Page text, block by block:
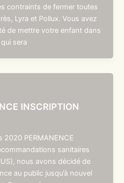
contraints de fermer toutes
Lyra et Pollux. Vous avez
de mettre votre enfant dans
sera
INSCRIPTION
2020 PERMANENCE
sanitaires
nous avons décidé de
au public jusqu’à nouvel